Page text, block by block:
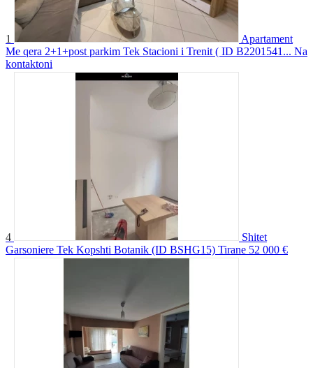
1
Apartament
Me qera 2+1+post parkim Tek Stacioni i Trenit ( ID B2201541... Na
kontaktoni
4
Shitet
Garsoniere Tek Kopshti Botanik (ID BSHG15) Tirane 52 000 €